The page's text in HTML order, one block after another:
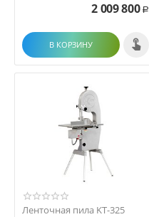
2 009 800 Р
В КОРЗИНУ
Ленточная пила KT-325